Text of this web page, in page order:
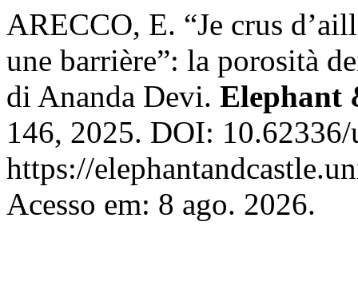
ARECCO, E. “Je crus
une barrière”: la porosità
di Ananda Devi. Elephant
146, 2025. DOI:
https://
Acesso em: 8 ago. 2026.